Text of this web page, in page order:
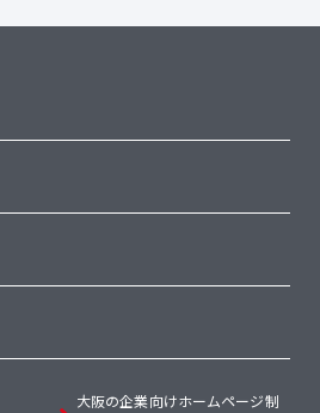
大阪の企業向けホームページ制